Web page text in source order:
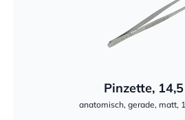
Pinzette,
anatomisch, gerade, matt,